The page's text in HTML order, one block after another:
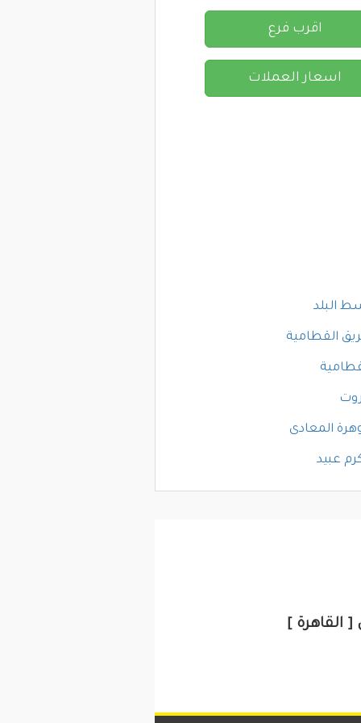
اقرب فرع
اسعار العملات
البلد
القطامية
المعادى
عبيد